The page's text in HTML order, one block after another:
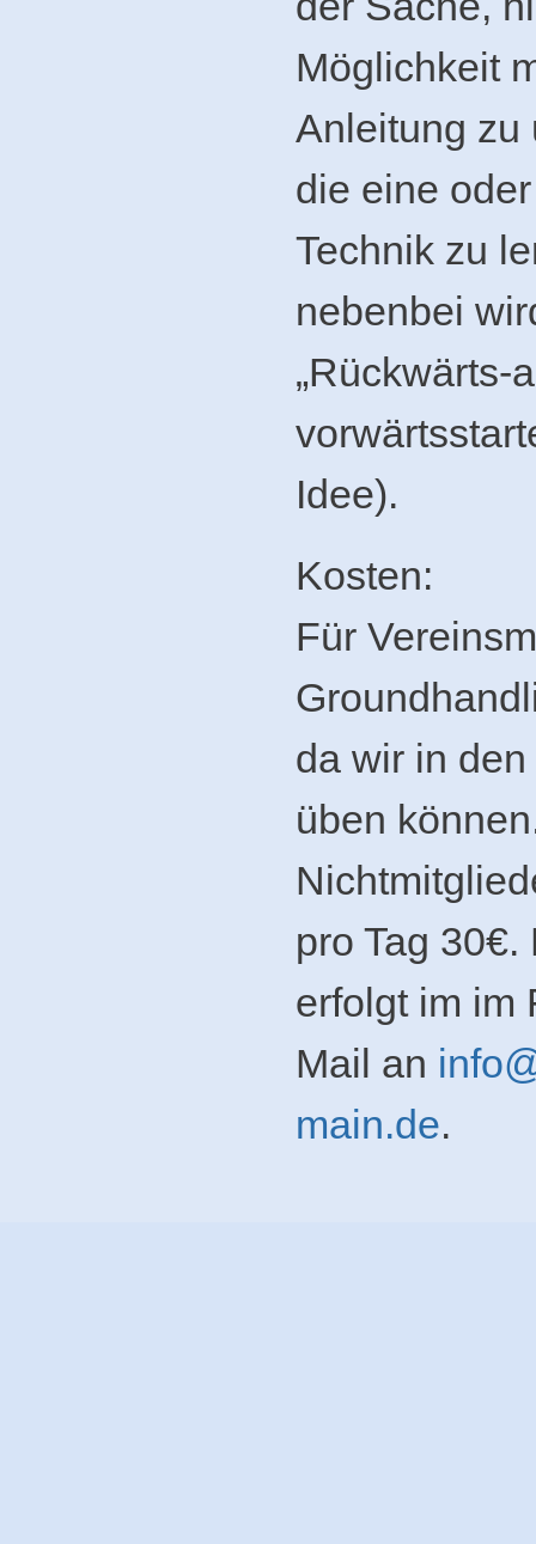
Möglichkeit
Anleitung zu
die eine
Technik zu
nebenbei
„Rückwärts-
Idee).
Kosten:
Für
da wir in
üben
pro Tag
erfolgt im im
Mail an
main.de.